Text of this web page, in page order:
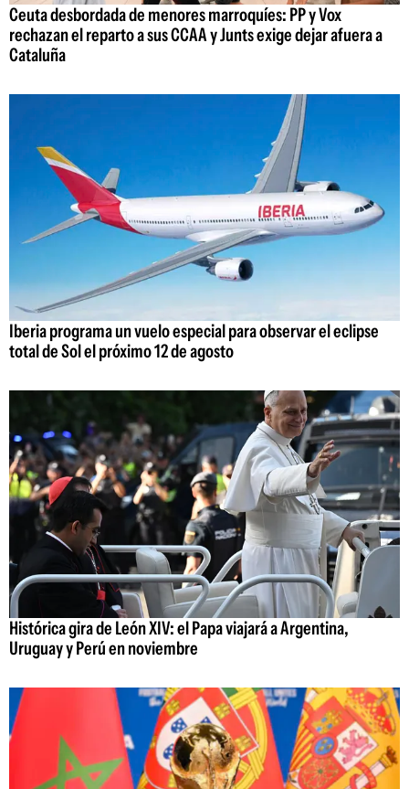
Ceuta desbordada de menores marroquíes: PP y Vox
rechazan el reparto a sus CCAA y Junts exige dejar afuera a
Cataluña
Iberia programa un vuelo especial para observar el eclipse
total de Sol el próximo 12 de agosto
Histórica gira de León XIV: el Papa viajará a Argentina,
Uruguay y Perú en noviembre